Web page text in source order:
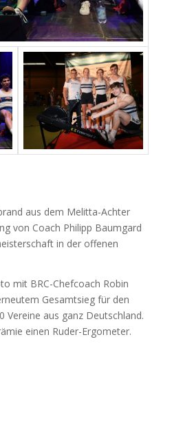
aus dem Melitta-Achter
von Coach Philipp Baumgard
in der offenen
mit BRC-Chefcoach Robin
Gesamtsieg für den
Vereine aus ganz Deutschland.
einen Ruder-Ergometer.